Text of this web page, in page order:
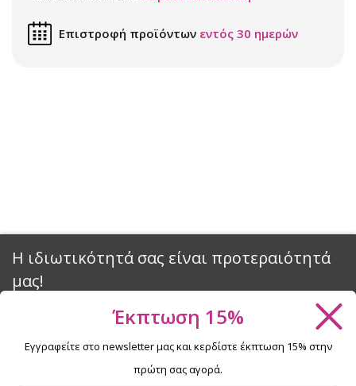
Η ιδιωτικότητά σας είναι προτεραιότητά
μας!
Θέλετε να απολαμβάνετε τα προϊόντα περιποίησης νυχιών
NaniNails χωρίς περιορισμούς; Για να λειτουργούν όλα όπως
πρέπει, χρειαζόμαστε τη συγκατάθεσή σας για τη χρήση
αρχείων cookies. Κάνοντας κλικ στο κουμπί «Συμφωνώ»,
Επιστροφή προϊόντων εντός 30 ημερών
Έκπτωση 15%
Εγγραφείτε στο newsletter μας και κερδίστε έκπτωση 15% στην
πρώτη σας αγορά.